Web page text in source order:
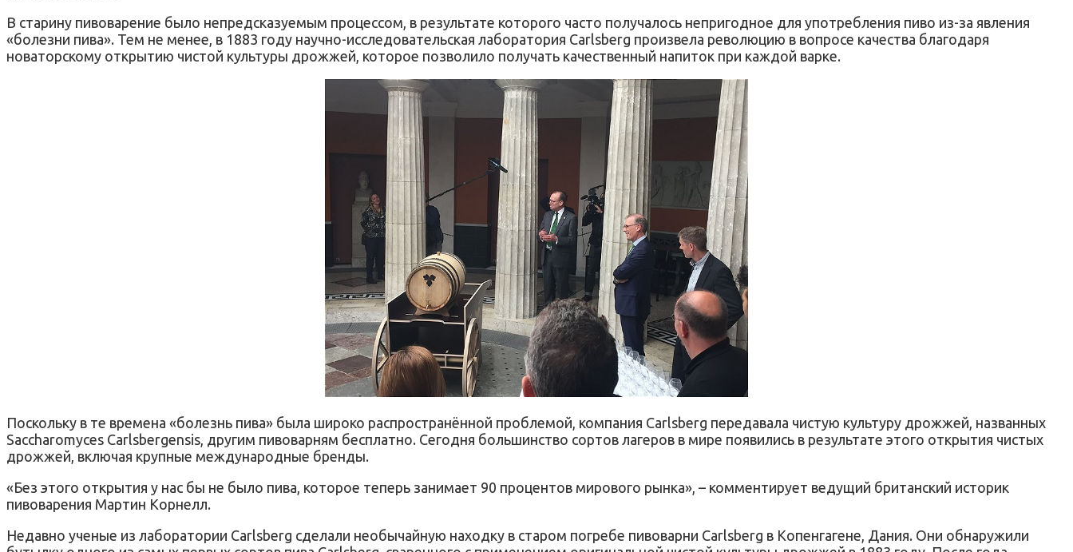
В старину пивоварение было непредсказуемым процессом, в результате которого часто получалось непригодное для употребления пиво из-за явления
«болезни пива». Тем не менее, в 1883 году научно-исследовательская лаборатория Carlsberg произвела революцию в вопросе качества благодаря
новаторскому открытию чистой культуры дрожжей, которое позволило получать качественный напиток при каждой варке.
Поскольку в те времена «болезнь пива» была широко распространённой проблемой, компания Carlsberg передавала чистую культуру дрожжей, названных
Saccharomyces Carlsbergensis, другим пивоварням бесплатно. Сегодня большинство сортов лагеров в мире появились в результате этого открытия чистых
дрожжей, включая крупные международные бренды.
«Без этого открытия у нас бы не было пива, которое теперь занимает 90 процентов мирового рынка», – комментирует ведущий британский историк
пивоварения Мартин Корнелл.
Недавно ученые из лаборатории Carlsberg сделали необычайную находку в старом погребе пивоварни Carlsberg в Копенгагене, Дания. Они обнаружили